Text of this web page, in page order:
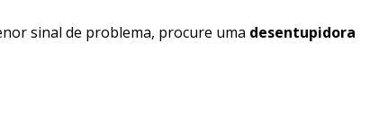
sinal de problema, procure uma desentupidora